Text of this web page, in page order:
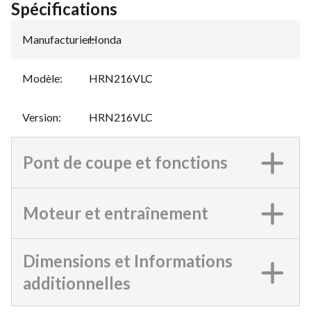
Spécifications
Manufacturier:
Honda
Modèle: HRN216VLC
Version: HRN216VLC
Pont de coupe et fonctions
Moteur et entraînement
Dimensions et Informations
additionnelles